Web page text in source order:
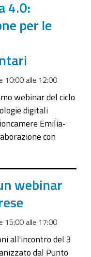
4.0:
per le
10:00alle 12:00
webinar del ciclo
digitali
Emilia-
con
webinar
15:00alle 17:00
all'incontro del 3
dal Punto